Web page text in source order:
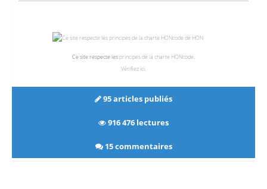
Ce site respecte les principes de la charte HONcode.
Vérifiez ici.
95 articles publiés
916 476 lectures
15 commentaires